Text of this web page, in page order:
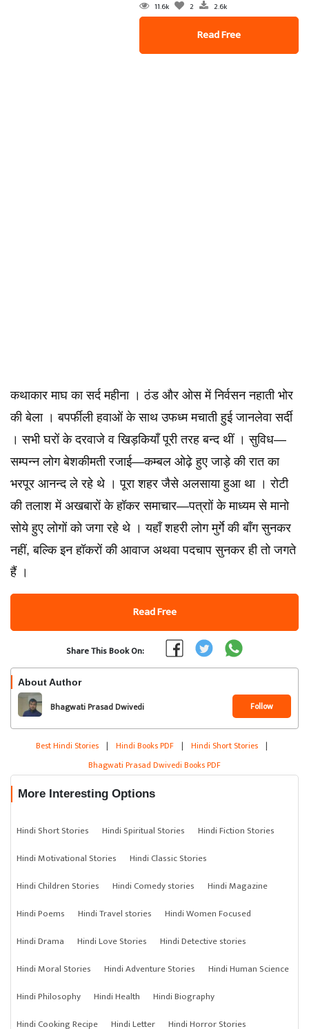
11.6k 2 2.6k
Read Free
कथाकार माघ का सर्द महीना । ठंड और ओस में निर्वसन नहाती भोर
की बेला । बपर्फीली हवाओं के साथ उफध्म मचाती हुई जानलेवा सर्दी
। सभी घरों के दरवाजे व खिड़कियाँ पूरी तरह बन्द थीं । सुविध—
सम्पन्न लोग बेशकीमती रजाई—कम्बल ओढ़े हुए जाड़े की रात का
भरपूर आनन्द ले रहे थे । पूरा शहर जैसे अलसाया हुआ था । रोटी
की तलाश में अखबारों के हॉकर समाचार—पत्राों के माध्यम से मानो
सोये हुए लोगों को जगा रहे थे । यहाँ शहरी लोग मुर्गे की बाँग सुनकर
नहीं, बल्कि इन हॉकरों की आवाज अथवा पदचाप सुनकर ही तो जगते
हैं ।
Read Free
Share This Book On:
About Author
Bhagwati Prasad Dwivedi Follow
Best Hindi Stories | Hindi Books PDF | Hindi Short Stories |
Bhagwati Prasad Dwivedi Books PDF
More Interesting Options
Hindi Short Stories Hindi Spiritual Stories
Hindi Fiction Stories
Hindi Motivational Stories
Hindi Classic Stories
Hindi Children Stories
Hindi Comedy stories
Hindi Magazine
Hindi Poems
Hindi Travel stories
Hindi Women Focused
Hindi Drama
Hindi Love Stories
Hindi Detective stories
Hindi Moral Stories
Hindi Adventure Stories
Hindi Human Science
Hindi Philosophy
Hindi Health
Hindi Biography
Hindi Cooking Recipe
Hindi Letter Hindi Horror Stories